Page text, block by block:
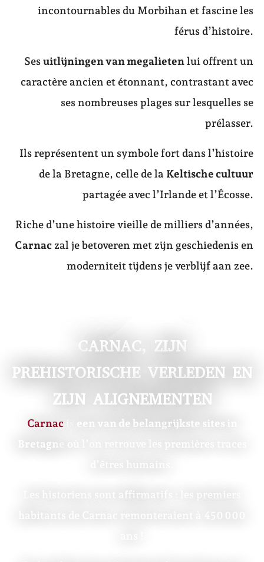
incontournables du Morbihan et fascine les
férus d’histoire.
Sesuitlijningen van megalietenlui offrent un
caractère ancien et étonnant, contrastant avec
ses nombreuses plages sur lesquelles se
prélasser.
Ils représentent un symbole fort dans l’histoire
de la Bretagne, celle de la Keltische cultuur
partagée avec l’Irlande et l’Écosse.
Riche d’une histoire vieille de milliers d’années,
Carnac zal je betoveren met zijn geschiedenis en
moderniteit tijdens je verblijf aan zee.
CARNAC, ZIJN
PREHISTORISCHE VERLEDEN EN
ZIJN ALIGNEMENTEN
Carnac
een van de belangrijkste sites in
Bretagne
Les historiens sont affirmatifs : les premiers